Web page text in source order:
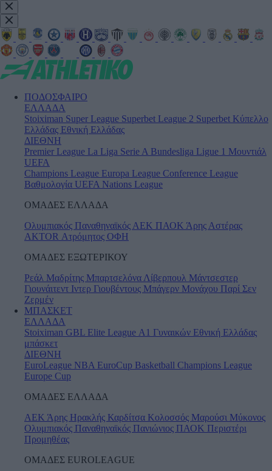
ΠΟΔΟΣΦΑΙΡΟ
ΕΛΛΑΔΑ
Stoiximan Super League Superbet League 2 Superbet Κύπελλο
Ελλάδας Εθνική Ελλάδας
ΔΙΕΘΝΗ
Premier League La Liga Serie A Bundesliga Ligue 1 Μουντιάλ
UEFA
Champions League Europa League Conference League
Βαθμολογία UEFA Nations League
ΟΜΑΔΕΣ ΕΛΛΑΔΑ
Ολυμπιακός Παναθηναϊκός ΑΕΚ ΠΑΟΚ Άρης Αστέρας
AKTOR Ατρόμητος ΟΦΗ
ΟΜΑΔΕΣ ΕΞΩΤΕΡΙΚΟΥ
Ρεάλ Μαδρίτης Μπαρτσελόνα Λίβερπουλ Μάντσεστερ
Γιουνάιτεντ Ιντερ Γιουβέντους Μπάγερν Μονάχου Παρί Σεν
Ζερμέν
ΜΠΑΣΚΕΤ
ΕΛΛΑΔΑ
Stoiximan GBL Elite League Α1 Γυναικών Εθνική Ελλάδας
μπάσκετ
ΔΙΕΘΝΗ
EuroLeague NBA EuroCup Basketball Champions League
Europe Cup
ΟΜΑΔΕΣ ΕΛΛΑΔΑ
ΑΕΚ Άρης Ηρακλής Καρδίτσα Κολοσσός Μαρούσι Μύκονος
Ολυμπιακός Παναθηναϊκός Πανιώνιος ΠΑΟΚ Περιστέρι
Προμηθέας
ΟΜΑΔΕΣ EUROLEAGUE